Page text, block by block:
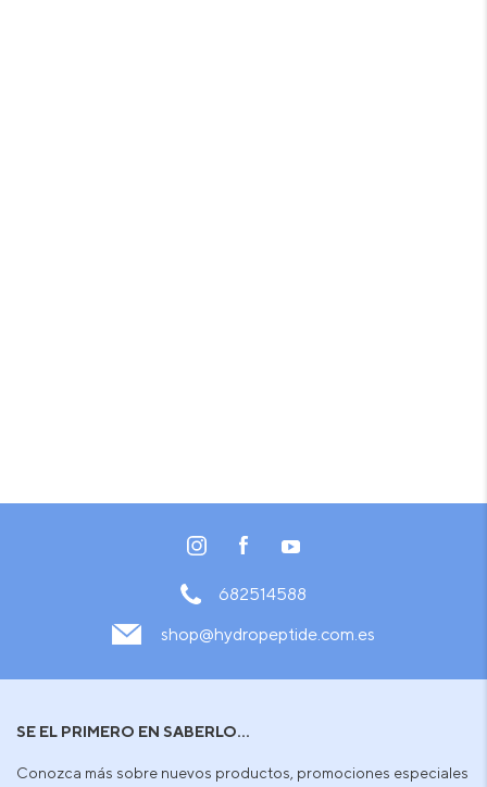
682514588
shop@hydropeptide.com.es
SE EL PRIMERO EN SABERLO...
Conozca más sobre nuevos productos, promociones especiales